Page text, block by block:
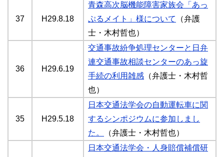
37 H29.8.18
青森高次脳機能障害家族会「あっ
ぷるメイト」様について
（弁護
士・木村哲也）
36 H29.6.19
交通事故紛争処理センターと日弁
連交通事故相談センターのあっ旋
手続の利用雑感 （弁護士・木村哲
也）
35 H29.5.18
日本交通法学会の自動運転車に関
するシンポジウムに参加しまし
た。
（弁護士・木村哲也）
日本交通法学会・人身賠償補償研